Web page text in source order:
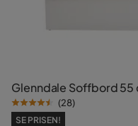
Glenndale Soffbord
(28)
SE PRISEN!